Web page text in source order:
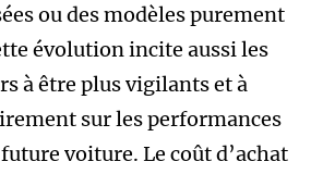
ou des modèles purement
évolution incite aussi les
à être plus vigilants et à
sur les performances
voiture. Le coût d’achat